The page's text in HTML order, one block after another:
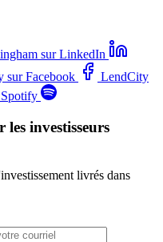
sur LinkedIn
sur Facebook
LendCity
investisseurs
livrés dans